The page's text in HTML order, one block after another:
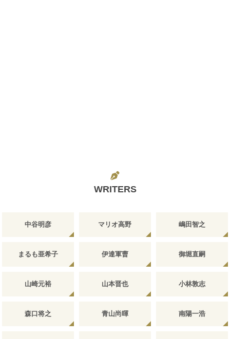
WRITERS
中谷明彦 マリオ高野 嶋田智之
まるも亜希子 伊達軍曹 御堀直嗣
山崎元裕 山本晋也 小林敦志
森口将之 青山尚暉 南陽一浩